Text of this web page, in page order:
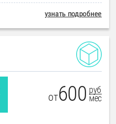
узнать подробнее
от600 руб
мес